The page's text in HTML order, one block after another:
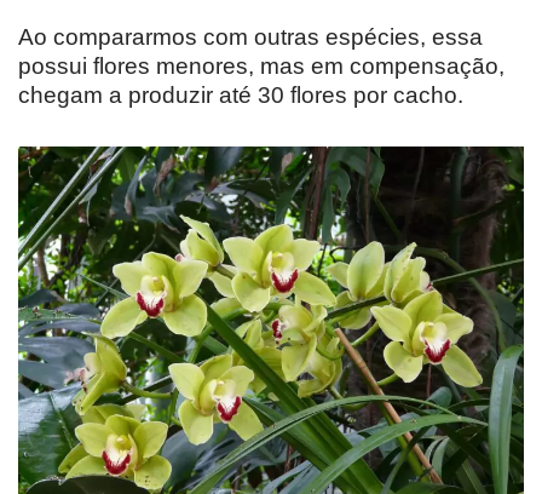
Ao compararmos com outras espécies, essa
possui flores menores, mas em compensação,
chegam a produzir até 30 flores por cacho.